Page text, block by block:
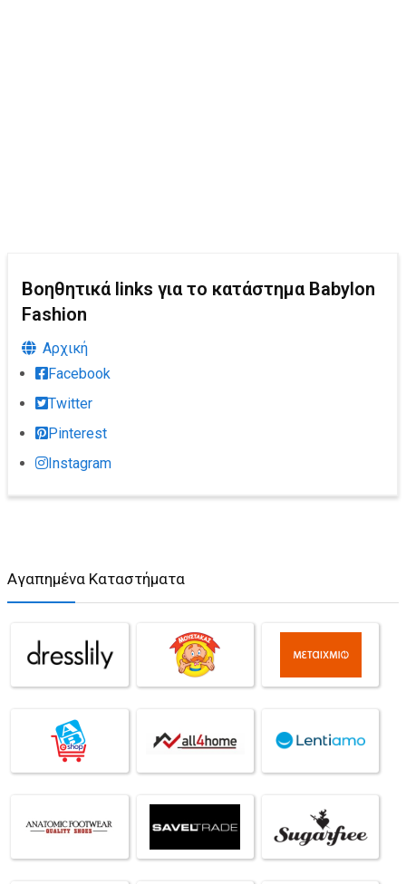
Βοηθητικά links για το κατάστημα Babylon
Fashion
Αρχική
Facebook
Twitter
Pinterest
Instagram
Αγαπημένα Καταστήματα